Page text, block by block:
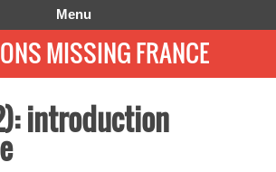
MISSING FRANCE
Menu
introduction